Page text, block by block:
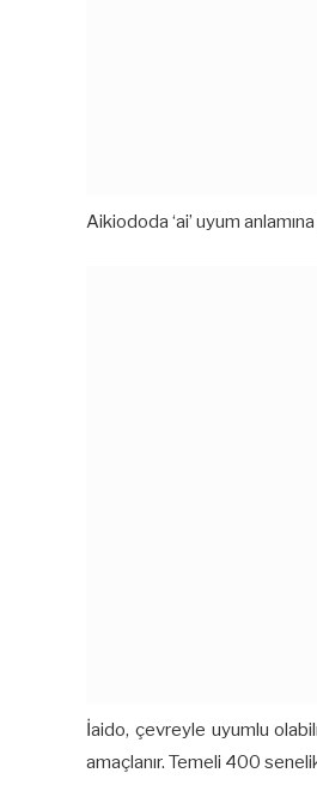
Aikiododa ‘ai’ uyum
İaido, çevreyle uyumlu
amaçlanır. Temeli 400